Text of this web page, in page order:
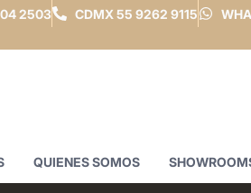
2503 CDMX 55 9262 9115
QUIENES SOMOS